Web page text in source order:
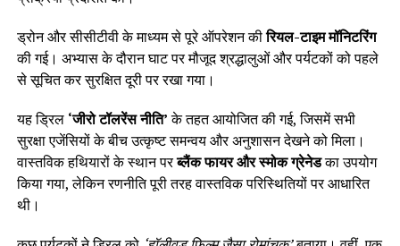
ड्रोन और सीसीटीवी के माध्यम से पूरे ऑपरेशन कीरियल-टाइम मॉनिटरिंग
की गई। अभ्यास के दौरान घाट पर मौजूद श्रद्धालुओं और पर्यटकों को पहले
से सूचित कर सुरक्षित दूरी पर रखा गया।
यह ड्रिल ‘जीरो टॉलरेंस नीति’के तहत आयोजित की गई, जिसमें सभी
सुरक्षा एजेंसियों के बीच उत्कृष्ट समन्वय और अनुशासन देखने को मिला।
वास्तविक हथियारों के स्थान परब्लैंक फायर और स्मोक ग्रेनेडका उपयोग
किया गया, लेकिन रणनीति पूरी तरह वास्तविक परिस्थितियों पर आधारित
थी।